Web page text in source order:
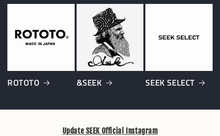
ROTOTO &SEEK SEEK SELECT
Update SEEK Official Instagram